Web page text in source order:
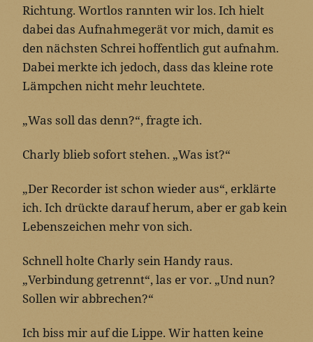
Richtung. Wortlos rannten wir los. Ich hielt
dabei das Aufnahmegerät vor mich, damit es
den nächsten Schrei hoffentlich gut aufnahm.
Dabei merkte ich jedoch, dass das kleine rote
Lämpchen nicht mehr leuchtete.
„Was soll das denn?“, fragte ich.
Charly blieb sofort stehen. „Was ist?“
„Der Recorder ist schon wieder aus“, erklärte
ich. Ich drückte darauf herum, aber er gab kein
Lebenszeichen mehr von sich.
Schnell holte Charly sein Handy raus.
„Verbindung getrennt“, las er vor. „Und nun?
Sollen wir abbrechen?“
Ich biss mir auf die Lippe. Wir hatten keine